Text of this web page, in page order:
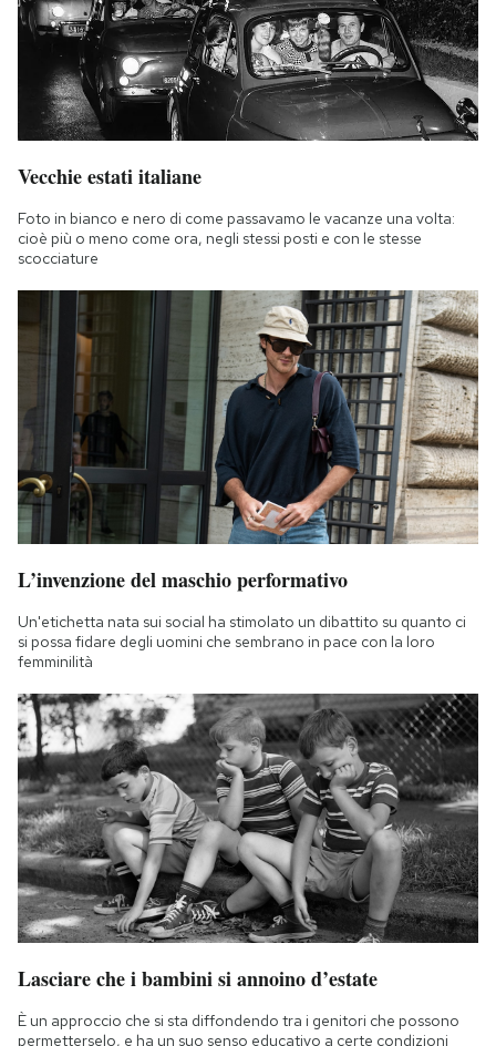
Vecchie estati italiane
Foto in bianco e nero di come passavamo le vacanze una volta:
cioè più o meno come ora, negli stessi posti e con le stesse
scocciature
L’invenzione del maschio performativo
Un'etichetta nata sui social ha stimolato un dibattito su quanto ci
si possa fidare degli uomini che sembrano in pace con la loro
femminilità
Lasciare che i bambini si annoino d’estate
È un approccio che si sta diffondendo tra i genitori che possono
permetterselo, e ha un suo senso educativo a certe condizioni